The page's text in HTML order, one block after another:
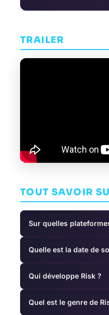
TRAILER
TOUT SAVOIR
Sur quelles
Quelle est la date de
Qui développe Risk ?
Quel est le genre de